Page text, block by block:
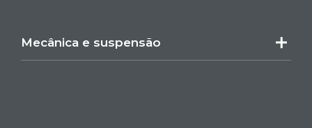
Mecânica e suspensão